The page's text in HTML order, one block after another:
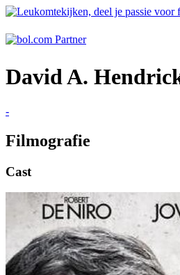
David A.
-
Filmografie
Cast